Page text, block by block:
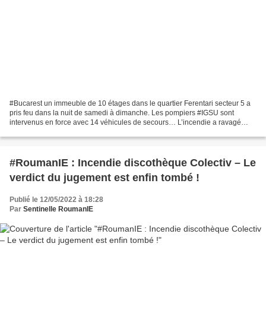
#Bucarest un immeuble de 10 étages dans le quartier Ferentari secteur 5 a
pris feu dans la nuit de samedi à dimanche. Les pompiers #IGSU sont
intervenus en force avec 14 véhicules de secours… L’incendie a ravagé
#RoumanIE : Incendie discothèque Colectiv – Le
verdict du jugement est enfin tombé !
Publié le 12/05/2022 à 18:28
Par Sentinelle RoumanIE